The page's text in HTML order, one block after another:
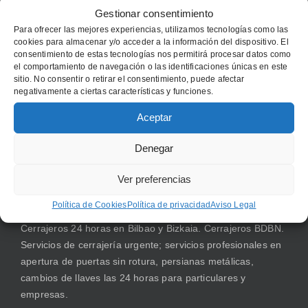
Gestionar consentimiento
Para ofrecer las mejores experiencias, utilizamos tecnologías como las
cookies para almacenar y/o acceder a la información del dispositivo. El
consentimiento de estas tecnologías nos permitirá procesar datos como
el comportamiento de navegación o las identificaciones únicas en este
sitio. No consentir o retirar el consentimiento, puede afectar
negativamente a ciertas características y funciones.
Aceptar
Denegar
Ver preferencias
Política de CookiesPolítica de privacidadAviso Legal
Cerrajeros en Bilbao para servicios urgentes
CERRAJEROS EN BILBAO
Cerrajeros 24 horas en Bilbao y Bizkaia. Cerrajeros BDBN.
Servicios de cerrajería urgente; servicios profesionales en
apertura de puertas sin rotura, persianas metálicas,
cambios de llaves las 24 horas para particulares y
empresas.